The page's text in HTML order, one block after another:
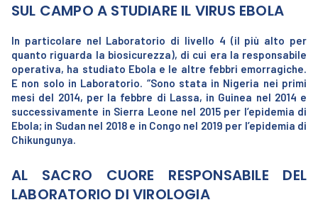
SUL CAMPO A STUDIARE IL VIRUS EBOLA
In particolare nel Laboratorio di livello 4 (il più alto per
quanto riguarda la biosicurezza), di cui era la responsabile
operativa, ha studiato Ebola e le altre febbri emorragiche.
E non solo in Laboratorio. “Sono stata in Nigeria nei primi
mesi del 2014, per la febbre di Lassa, in Guinea nel 2014 e
successivamente in Sierra Leone nel 2015 per l’epidemia di
Ebola; in Sudan nel 2018 e in Congo nel 2019 per l’epidemia di
Chikungunya.
AL SACRO CUORE RESPONSABILE DEL
LABORATORIO DI VIROLOGIA